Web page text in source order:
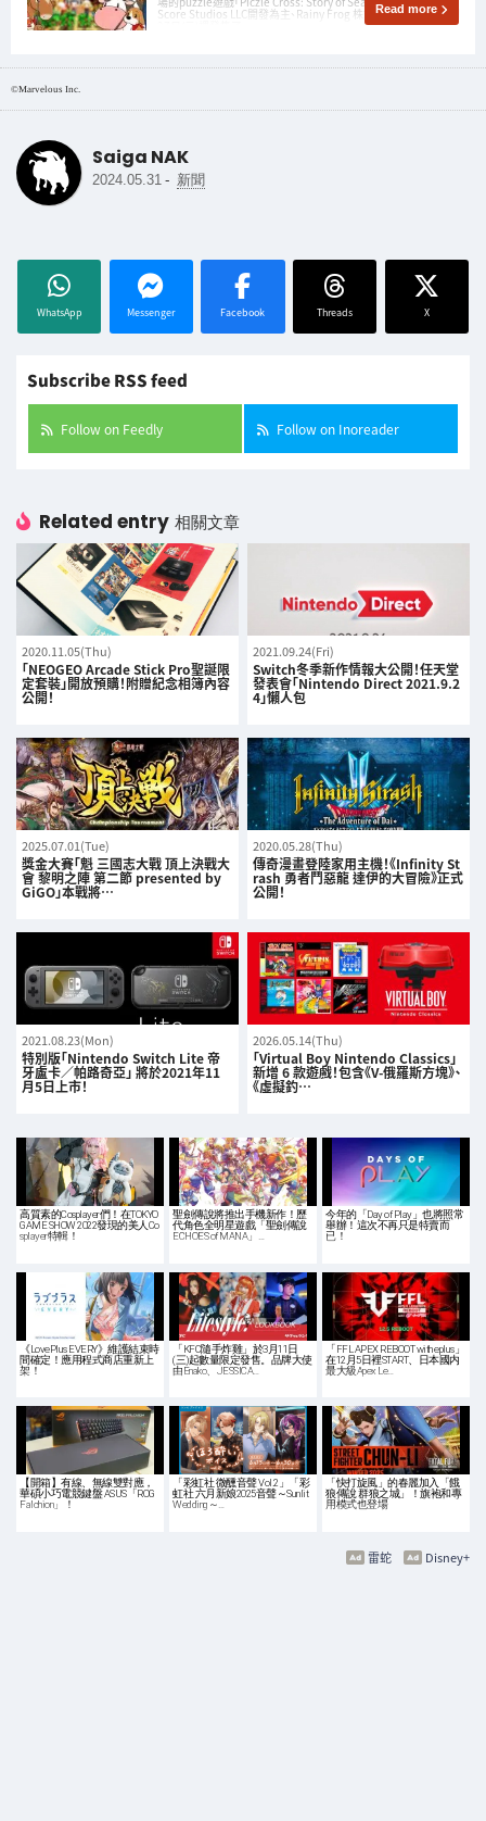
Score Studios LLC開發為主、Rainy Frog 株式会社在2024年2月
Read more
©Marvelous Inc.
Saiga NAK
2024.05.31 - 新聞
WhatsApp Messenger Facebook Threads X
Subscribe RSS feed
Follow on Feedly Follow on Inoreader
Related entry 相關文章
2020.11.05(Thu)
「NEOGEO Arcade Stick Pro聖誕限
定套裝」開放預購！附贈紀念相簿內容
公開！
2021.09.24(Fri)
Switch冬季新作情報大公開！任天堂
發表會「Nintendo Direct 2021.9.2
4」懶人包
2025.07.01(Tue)
獎金大賽「魁 三國志大戰 頂上決戰大
會 黎明之陣 第二節 presented by
GiGO」本戰將…
2020.05.28(Thu)
傳奇漫畫登陸家用主機！《Infinity St
rash 勇者鬥惡龍 達伊的大冒險》正式
公開！
2021.08.23(Mon)
特別版「Nintendo Switch Lite 帝
牙盧卡／帕路奇亞」 將於2021年11
月5日上市！
2026.05.14(Thu)
「Virtual Boy Nintendo Classics」
新增 6 款遊戲！包含《V-俄羅斯方塊》、
《虛擬釣…
高質素的Cosplayer們！在TOKYO
GAME SHOW 2022發現的美人Co
splayer特輯！
聖劍傳說將推出手機新作！歷
代角色全明星遊戲「聖劍傳說
ECHOES of MANA」…
今年的「Day of Play」也將照常
舉辦！這次不再只是特賣而
已！
《LovePlus EVERY》維護結束時
間確定！應用程式商店重新上
架！
「KFC隨手炸雞」於3月11日
(三)起數量限定發售。品牌大使
由Enako、JESSICA…
「FFL APEX REBOOT with eplus」
在12月5日裡START、日本國内
最大級Apex Le…
【開箱】有線、無線雙對應，
華碩小巧電競鍵盤 ASUS「ROG
Falchion」！
「彩虹社 微醺音聲 Vol.2」「彩
虹社 六月新娘2025音聲～Sunlit
Wedding～…
「快打旋風」的春麗加入「餓
狼傳說 群狼之城」！旗袍和專
用模式也登場
Disney+
雷蛇